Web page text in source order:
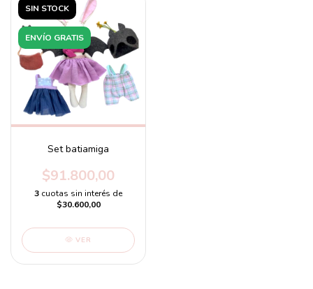
SIN STOCK
ENVÍO GRATIS
Set batiamiga
$91.800,00
3 cuotas sin interés de
$30.600,00
VER